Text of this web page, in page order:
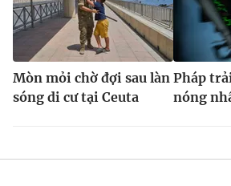
Mòn mỏi chờ đợi sau làn
sóng di cư tại Ceuta
Pháp
nóng